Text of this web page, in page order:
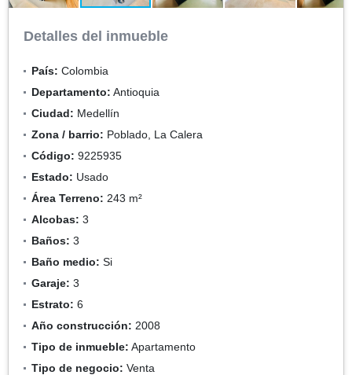
Detalles del inmueble
País: Colombia
Departamento: Antioquia
Ciudad: Medellín
Zona / barrio: Poblado, La Calera
Código: 9225935
Estado: Usado
Área Terreno: 243 m²
Alcobas: 3
Baños: 3
Baño medio: Si
Garaje: 3
Estrato: 6
Año construcción: 2008
Tipo de inmueble: Apartamento
Tipo de negocio: Venta